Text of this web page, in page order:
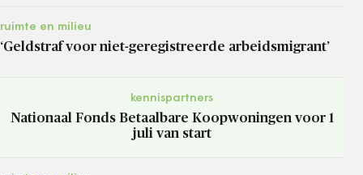
ruimte en milieu
‘Geldstraf voor niet-geregistreerde arbeidsmigrant’
kennispartners
Nationaal Fonds Betaalbare Koopwoningen voor 1
juli van start